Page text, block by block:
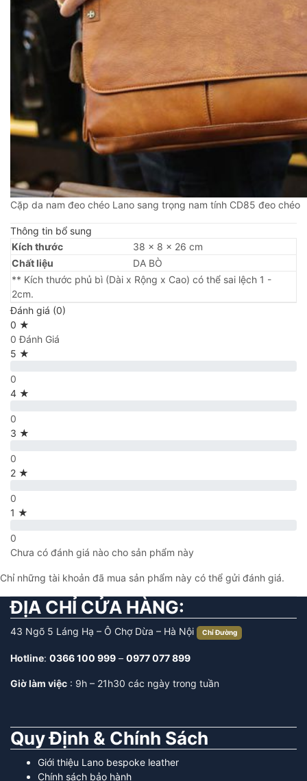
Cặp da nam đeo chéo Lano sang trọng nam tính CD85 đeo chéo
Thông tin bổ sung
Kích thước
38 × 8 × 26 cm
Chất liệu
DA BÒ
** Kích thước phủ bì (Dài x Rộng x Cao) có thể sai lệch 1 -
2cm.
Đánh giá (0)
0 ★
0 Đánh Giá
5 ★
0
4 ★
0
3 ★
0
2 ★
0
1 ★
0
Chưa có đánh giá nào cho sản phẩm này
Chỉ những tài khoản đã mua sản phẩm này có thể gửi đánh giá.
ĐỊA CHỈ CỬA HÀNG:
43 Ngõ 5 Láng Hạ – Ô Chợ Dừa – Hà Nội Chỉ Đường
Hotline: 0366 100 999 – 0977 077 899
Giờ làm việc : 9h – 21h30 các ngày trong tuần
Quy Định & Chính Sách
Giới thiệu Lano bespoke leather
Chính sách bảo hành